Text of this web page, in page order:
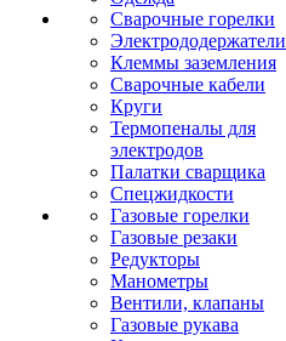
Сварочные горелки
Электрододержатели
Клеммы заземления
Сварочные кабели
Круги
Термопеналы для
электродов
Палатки сварщика
Спецжидкости
Газовые горелки
Газовые резаки
Редукторы
Манометры
Вентили, клапаны
Газовые рукава